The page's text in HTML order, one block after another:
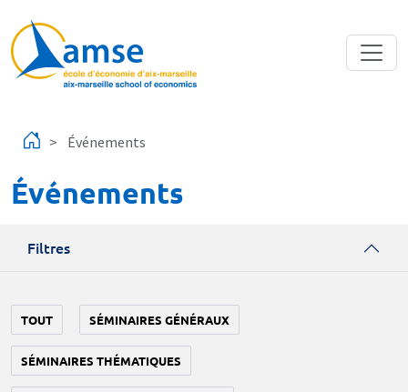
Événements
Événements
Filtres
TOUT SÉMINAIRES GÉNÉRAUX
SÉMINAIRES THÉMATIQUES